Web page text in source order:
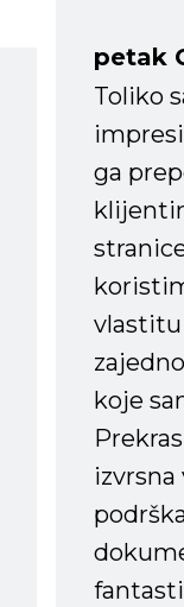
petak
Toliko
ga
koje